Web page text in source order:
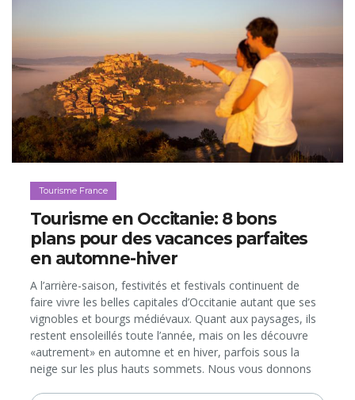
Tourisme France
Tourisme en Occitanie: 8 bons
plans pour des vacances parfaites
en automne-hiver
A l’arrière-saison, festivités et festivals continuent de
faire vivre les belles capitales d’Occitanie autant que ses
vignobles et bourgs médiévaux. Quant aux paysages, ils
restent ensoleillés toute l’année, mais on les découvre
«autrement» en automne et en hiver, parfois sous la
neige sur les plus hauts sommets. Nous vous donnons